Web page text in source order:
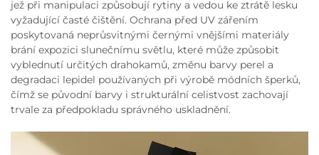
jež při manipulaci způsobují rytiny a vedou ke ztrátě lesku
vyžadující časté čištění. Ochrana před UV zářením
poskytovaná neprůsvitnými černými vnějšími materiály
brání expozici slunečnímu světlu, které může způsobit
vyblednutí určitých drahokamů, změnu barvy perel a
degradaci lepidel používaných při výrobě módních šperků,
čímž se původní barvy i strukturální celistvost zachovají
trvale za předpokladu správného uskladnění.